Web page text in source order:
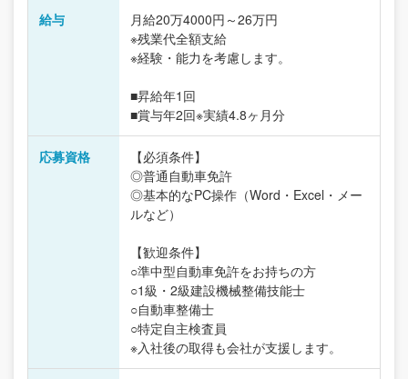
給与
月給20万4000円～26万円
※残業代全額支給
※経験・能力を考慮します。
■昇給年1回
■賞与年2回※実績4.8ヶ月分
応募資格
【必須条件】
◎普通自動車免許
◎基本的なPC操作（Word・Excel・メー
ルなど）
【歓迎条件】
○準中型自動車免許をお持ちの方
○1級・2級建設機械整備技能士
○自動車整備士
○特定自主検査員
※入社後の取得も会社が支援します。